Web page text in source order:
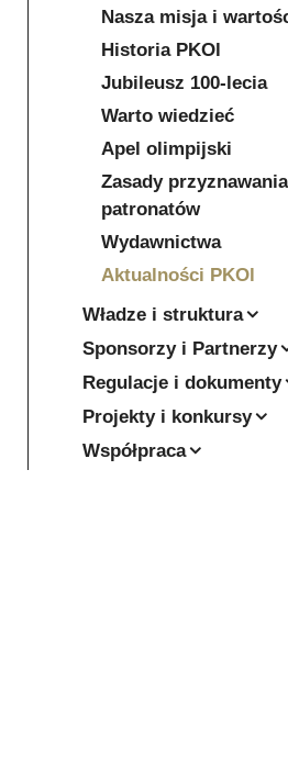
Nasza misja i
Historia PKOl
Jubileusz 100-lecia
Warto wiedzieć
Apel olimpijski
Zasady przyznawania
patronatów
Wydawnictwa
Aktualności PKOl
Władze i struktura
Sponsorzy i Partnerzy
Regulacje i dokumenty
Projekty i konkursy
Współpraca